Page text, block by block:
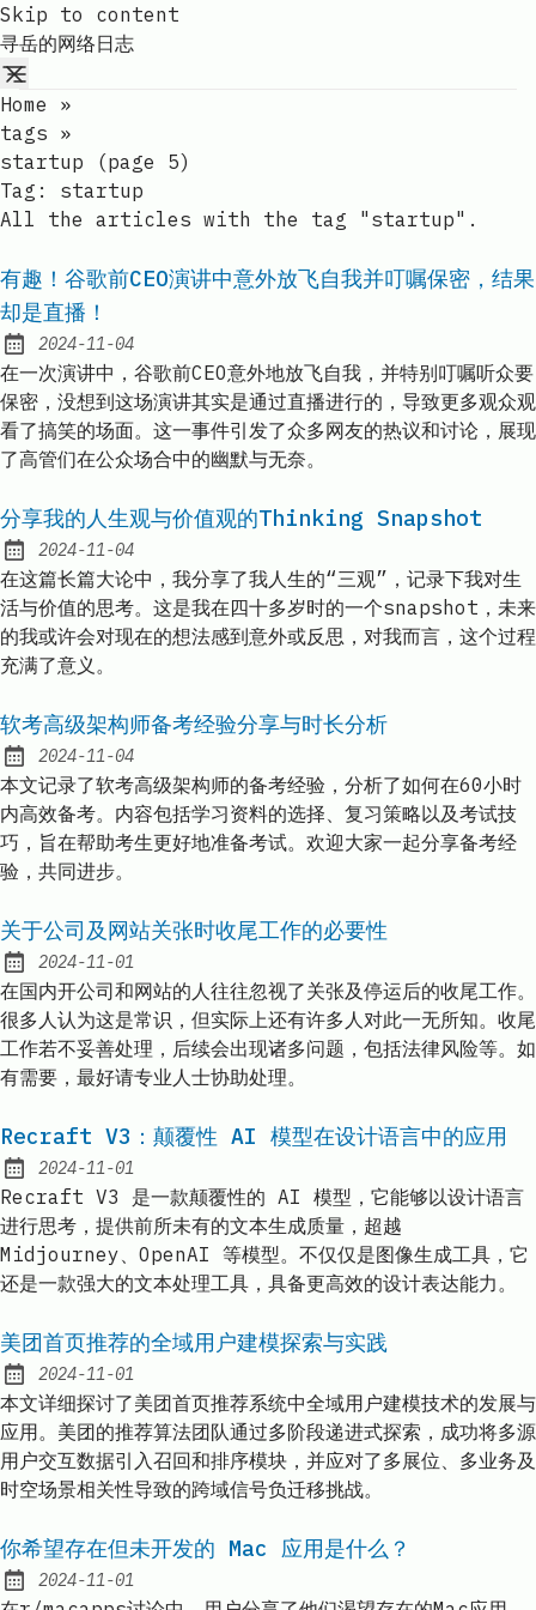
Skip to content
寻岳的网络日志
Home
»
tags »
startup (page 5)
Tag: startup
All the articles with the tag "startup".
有趣！谷歌前CEO演讲中意外放飞自我并叮嘱保密，结果
却是直播！
Published:
2024-11-04
在一次演讲中，谷歌前CEO意外地放飞自我，并特别叮嘱听众要
保密，没想到这场演讲其实是通过直播进行的，导致更多观众观
看了搞笑的场面。这一事件引发了众多网友的热议和讨论，展现
了高管们在公众场合中的幽默与无奈。
分享我的人生观与价值观的Thinking Snapshot
Published:
2024-11-04
在这篇长篇大论中，我分享了我人生的“三观”，记录下我对生
活与价值的思考。这是我在四十多岁时的一个snapshot，未来
的我或许会对现在的想法感到意外或反思，对我而言，这个过程
充满了意义。
软考高级架构师备考经验分享与时长分析
Published:
2024-11-04
本文记录了软考高级架构师的备考经验，分析了如何在60小时
内高效备考。内容包括学习资料的选择、复习策略以及考试技
巧，旨在帮助考生更好地准备考试。欢迎大家一起分享备考经
验，共同进步。
关于公司及网站关张时收尾工作的必要性
Published:
2024-11-01
在国内开公司和网站的人往往忽视了关张及停运后的收尾工作。
很多人认为这是常识，但实际上还有许多人对此一无所知。收尾
工作若不妥善处理，后续会出现诸多问题，包括法律风险等。如
有需要，最好请专业人士协助处理。
Recraft V3：颠覆性 AI 模型在设计语言中的应用
Published:
2024-11-01
Recraft V3 是一款颠覆性的 AI 模型，它能够以设计语言
进行思考，提供前所未有的文本生成质量，超越
Midjourney、OpenAI 等模型。不仅仅是图像生成工具，它
还是一款强大的文本处理工具，具备更高效的设计表达能力。
美团首页推荐的全域用户建模探索与实践
Published:
2024-11-01
本文详细探讨了美团首页推荐系统中全域用户建模技术的发展与
应用。美团的推荐算法团队通过多阶段递进式探索，成功将多源
用户交互数据引入召回和排序模块，并应对了多展位、多业务及
时空场景相关性导致的跨域信号负迁移挑战。
你希望存在但未开发的 Mac 应用是什么？
Published:
2024-11-01